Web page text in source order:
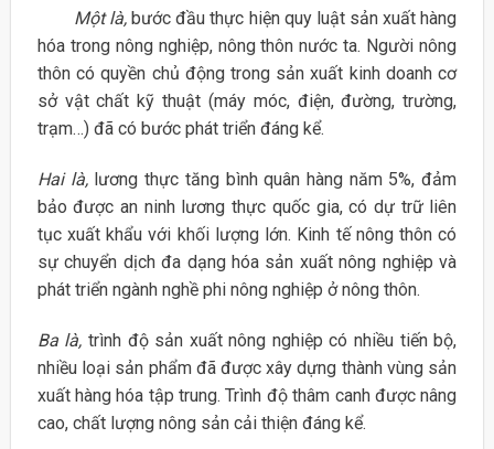
Một là, bước đầu thực hiện quy luật sản xuất hàng
hóa trong nông nghiệp, nông thôn nước ta. Người nông
thôn có quyền chủ động trong sản xuất kinh doanh cơ
sở vật chất kỹ thuật (máy móc, điện, đường, trường,
trạm…) đã có bước phát triển đáng kể.
Hai là, lương thực tăng bình quân hàng năm 5%, đảm
bảo được an ninh lương thực quốc gia, có dự trữ liên
tục xuất khẩu với khối lượng lớn. Kinh tế nông thôn có
sự chuyển dịch đa dạng hóa sản xuất nông nghiệp và
phát triển ngành nghề phi nông nghiệp ở nông thôn.
Ba là, trình độ sản xuất nông nghiệp có nhiều tiến bộ,
nhiều loại sản phẩm đã được xây dựng thành vùng sản
xuất hàng hóa tập trung. Trình độ thâm canh được nâng
cao, chất lượng nông sản cải thiện đáng kể.